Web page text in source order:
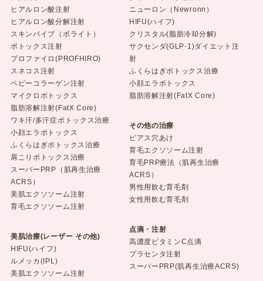
ヒアルロン酸注射
ヒアルロン酸分解注射
スキンバイブ（ボライト）
ボトックス注射
プロファイロ(PROFHIRO)
スネコス注射
ベビーコラーゲン注射
マイクロボトックス
脂肪溶解注射(FatX Core)
ワキ汗/多汗症ボトックス治療
小顔エラボトックス
ふくらはぎボトックス治療
肩こりボトックス治療
スーパーPRP（肌再生治療
ACRS）
美肌エクソソーム注射
育毛エクソソーム注射
美肌治療(レーザー その他)
HIFU(ハイフ)
ルメッカ(IPL)
美肌エクソソーム注射
ニューロン（Newronn）
HIFU(ハイフ)
クリスタル(脂肪冷却分解)
サクセンダ(GLP-1)ダイエット注
射
ふくらはぎボトックス治療
小顔エラボトックス
脂肪溶解注射(FatX Core)
その他の治療
ピアス穴あけ
育毛エクソソーム注射
育毛PRP療法（肌再生治療
ACRS）
男性用飲む育毛剤
女性用飲む育毛剤
点滴・注射
高濃度ビタミンC点滴
プラセンタ注射
スーパーPRP(肌再生治療ACRS)